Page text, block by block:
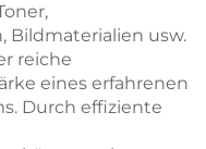
Bildmaterialien usw.
reiche
eines erfahrenen
Durch effiziente